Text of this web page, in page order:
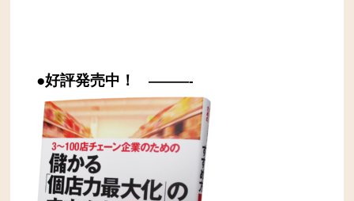
●好評発売中！ ———-